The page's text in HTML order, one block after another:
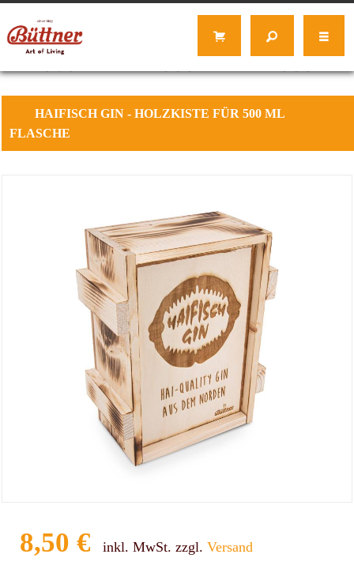
HAIFISCHGIN - HOLZKISTE FÜR 500 ML
FLASCHE
8,50 € inkl. MwSt. zzgl. Versand